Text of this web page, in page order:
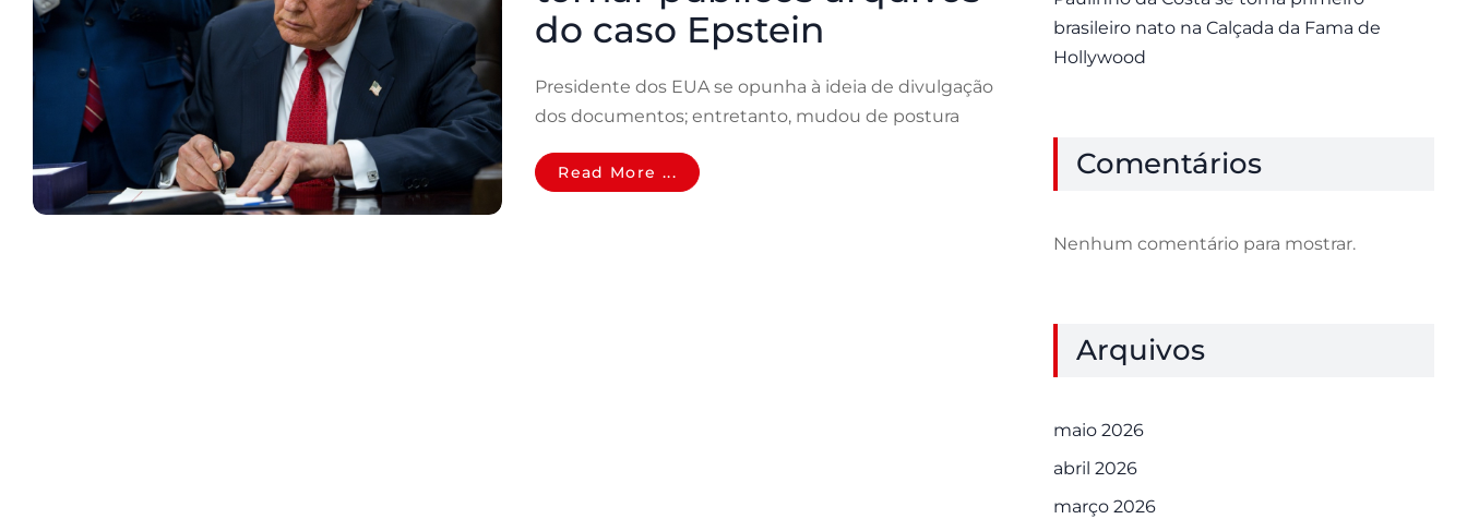
do caso Epstein
Presidente dos EUA se opunha à ideia de divulgação
dos documentos; entretanto, mudou de postura
Read More ...
brasileiro nato na Calçada da Fama de
Hollywood
Comentários
Nenhum comentário para mostrar.
Arquivos
maio 2026
abril 2026
março 2026